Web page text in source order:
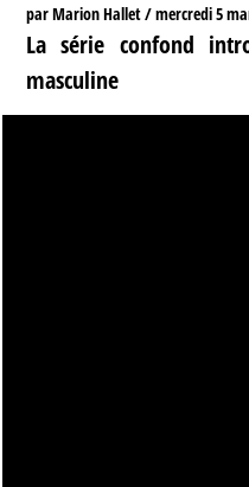
S’abonner à la Lettre !
par Marion Hallet /mercredi 5
La série confond
masculine